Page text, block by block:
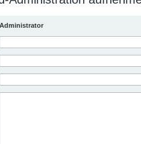
Administrator